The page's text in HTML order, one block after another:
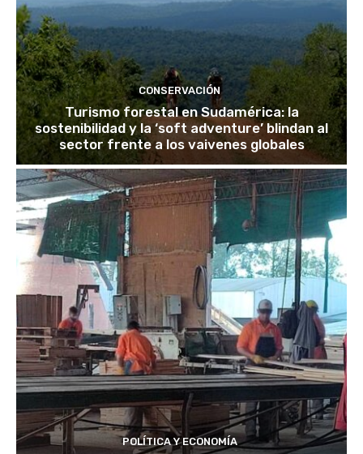
CONSERVACIÓN
Turismo forestal en Sudamérica: la
sostenibilidad y la ‘soft adventure’ blindan al
sector frente a los vaivenes globales
POLÍTICA Y ECONOMÍA